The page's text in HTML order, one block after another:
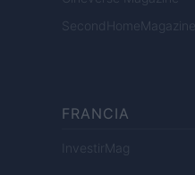
SecondHomeMagazine
FRANCIA
InvestirMag